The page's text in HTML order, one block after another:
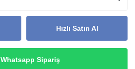
Hızlı Satın Al
Whatsapp Sipariş